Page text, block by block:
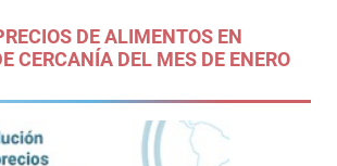
DE ALIMENTOS EN
CERCANÍA DEL MES DE ENERO